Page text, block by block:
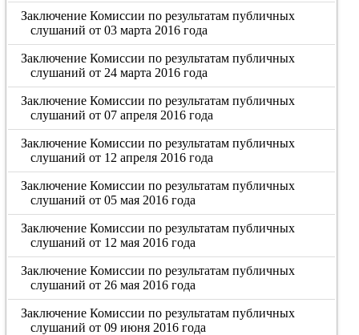
Заключение Комиссии по результатам публичных
слушаний от 03 марта 2016 года
Заключение Комиссии по результатам публичных
слушаний от 24 марта 2016 года
Заключение Комиссии по результатам публичных
слушаний от 07 апреля 2016 года
Заключение Комиссии по результатам публичных
слушаний от 12 апреля 2016 года
Заключение Комиссии по результатам публичных
слушаний от 05 мая 2016 года
Заключение Комиссии по результатам публичных
слушаний от 12 мая 2016 года
Заключение Комиссии по результатам публичных
слушаний от 26 мая 2016 года
Заключение Комиссии по результатам публичных
слушаний от 09 июня 2016 года